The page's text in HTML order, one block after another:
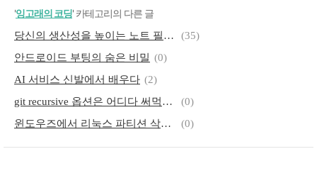
'잉고래의 코딩' 카테고리의 다른 글
당신의 생산성을 높이는 노트 필기 도우미
(35)
안드로이드 부팅의 숨은 비밀 (0)
AI 서비스 신발에서 배우다 (2)
git recursive 옵션은 어디다 써먹는 거임?
(0)
윈도우즈에서 리눅스 파티션 삭제하기
(0)